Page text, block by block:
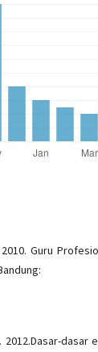
Guru
dasar